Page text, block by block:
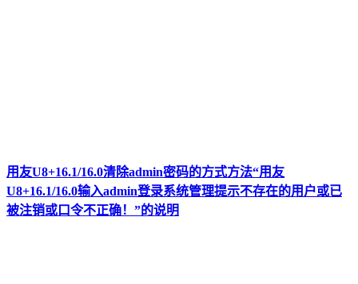
用友U8+16.1/16.0清除admin密码的方式方法“用友
U8+16.1/16.0输入admin登录系统管理提示不存在的用户或已
被注销或口令不正确！”的说明